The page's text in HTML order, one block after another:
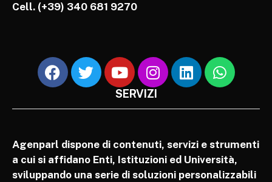
Cell. (+39) 340 681 9270
SERVIZI
Agenparl dispone di contenuti, servizi e strumenti
a cui si affidano Enti, Istituzioni ed Università,
sviluppando una serie di soluzioni personalizzabili